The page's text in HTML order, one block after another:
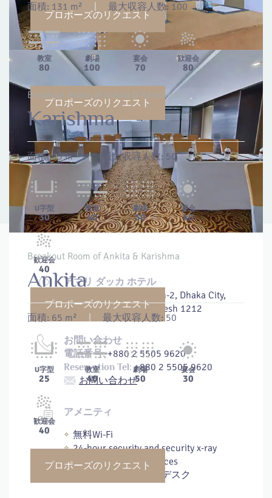
プロポーズのリクエスト
面積: 131 m² 最大収容人数: 100
教室
80
劇場
100
宴会
70
歓迎会
80
プロポーズのリクエスト
Breakout Room of Ankita & Karishma
Karishma
面積:65 m² | 最大収容人数: 50
U字型
30
教室
40
劇場
50
宴会
40
歓迎会
40
プロポーズのリクエスト
Breakout Room of Ankita & Karishma
Ankita
面積: 65 m² 最大収容人数: 50
U字型
25
教室
40
劇場
50
宴会
30
歓迎会
40
プロポーズのリクエスト
アマリ ダッカ ホテル
47, Road No 41, Gulshan-2, Dhaka City,
Dhaka Division, Bangladesh 1212
お問い合わせ
電話番号:+880 2 5505 9620
Reservation Tel: +880 2 5505 9620
お問い合わせ
アメニティ
無料Wi-Fi
24-hour security and security x-ray
scanners at all entrances
24時間対応フロントデスク